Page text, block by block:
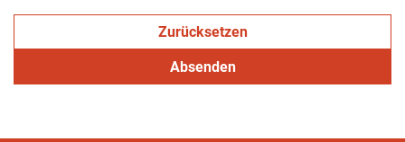
Zurücksetzen
Absenden